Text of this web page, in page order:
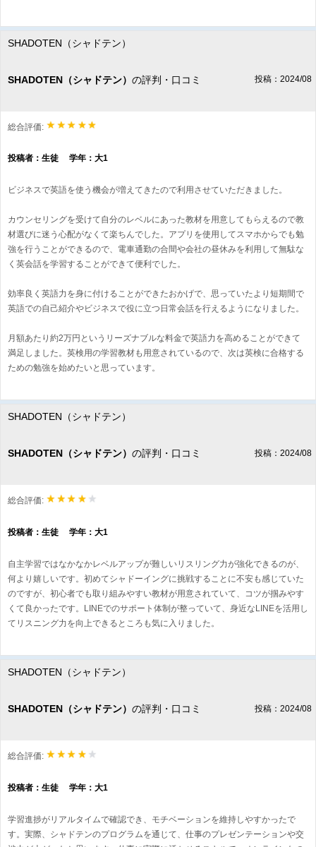
SHADOTEN（シャドテン）
SHADOTEN（シャドテン） の評判・口コミ 投稿：2024/08
総合評価:
投稿者：生徒 学年：大1
ビジネスで英語を使う機会が増えてきたので利用させていただきました。
カウンセリングを受けて自分のレベルにあった教材を用意してもらえるので教
材選びに迷う心配がなくて楽ちんでした。アプリを使用してスマホからでも勉
強を行うことができるので、電車通勤の合間や会社の昼休みを利用して無駄な
く英会話を学習することができて便利でした。
効率良く英語力を身に付けることができたおかげで、思っていたより短期間で
英語での自己紹介やビジネスで役に立つ日常会話を行えるようになりました。
月額あたり約2万円というリーズナブルな料金で英語力を高めることができて
満足しました。英検用の学習教材も用意されているので、次は英検に合格する
ための勉強を始めたいと思っています。
SHADOTEN（シャドテン）
SHADOTEN（シャドテン） の評判・口コミ 投稿：2024/08
総合評価:
投稿者：生徒 学年：大1
自主学習ではなかなかレベルアップが難しいリスリング力が強化できるのが、
何より嬉しいです。初めてシャドーイングに挑戦することに不安も感じていた
のですが、初心者でも取り組みやすい教材が用意されていて、コツが掴みやす
くて良かったです。LINEでのサポート体制が整っていて、身近なLINEを活用し
てリスニング力を向上できるところも気に入りました。
SHADOTEN（シャドテン）
SHADOTEN（シャドテン） の評判・口コミ 投稿：2024/08
総合評価:
投稿者：生徒 学年：大1
学習進捗がリアルタイムで確認でき、モチベーションを維持しやすかったで
す。実際、シャドテンのプログラムを通じて、仕事のプレゼンテーションや交